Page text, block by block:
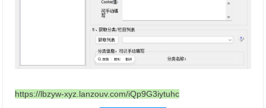
https://lbzyw-xyz.lanzouv.com/iQp9G3iytuhc